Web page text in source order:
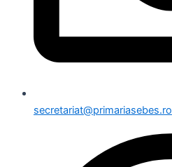
secretariat@primariasebes.ro